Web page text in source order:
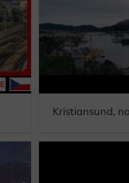
Kristiansund,